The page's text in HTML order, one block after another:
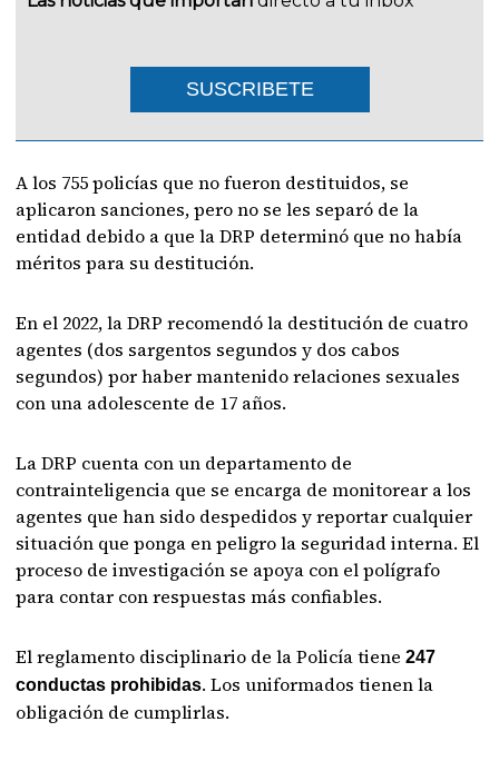
SUSCRIBETE
A los 755 policías que no fueron destituidos, se
aplicaron sanciones, pero no se les separó de la
entidad debido a que la DRP determinó que no había
méritos para su destitución.
En el 2022, la DRP recomendó la destitución de cuatro
agentes (dos sargentos segundos y dos cabos
segundos) por haber mantenido relaciones sexuales
con una adolescente de 17 años.
La DRP cuenta con un departamento de
contrainteligencia que se encarga de monitorear a los
agentes que han sido despedidos y reportar cualquier
situación que ponga en peligro la seguridad interna. El
proceso de investigación se apoya con el polígrafo
para contar con respuestas más confiables.
El reglamento disciplinario de la Policía tiene247
conductas prohibidas. Los uniformados tienen la
obligación de cumplirlas.